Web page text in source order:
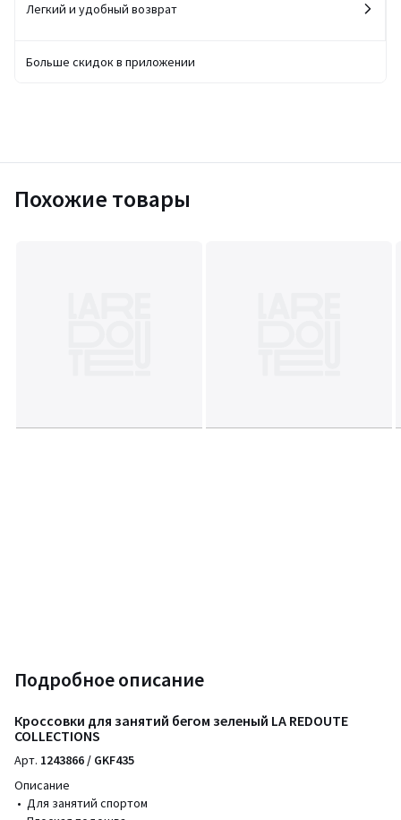
Легкий и удобный возврат
Больше скидок в приложении
Похожие товары
Подробное описание
Кроссовки для занятий бегом зеленый LA REDOUTE
COLLECTIONS
Арт. 1243866 / GKF435
Описание
• Для занятий спортом